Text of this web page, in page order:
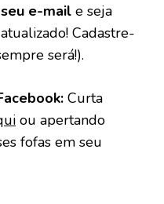
e-mail e seja
Cadastre-
será!).
Curta
ou apertando
fofas em seu